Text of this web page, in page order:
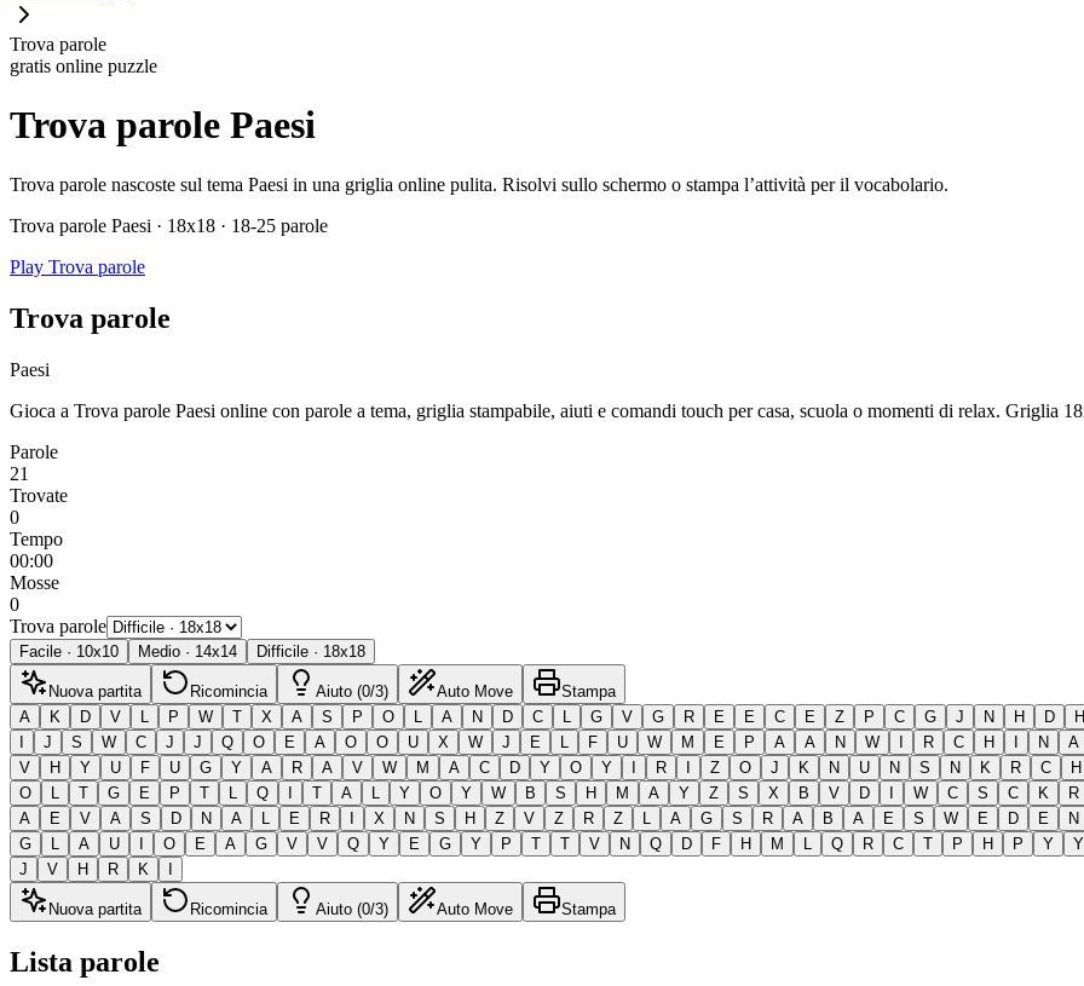
Trova parole
gratis online puzzle
Trova parole Paesi
Trova parole nascoste sul tema Paesi in una griglia online pulita. Risolvi sullo schermo o stampa l’attività per il vocabolario.
Trova parole Paesi · 18x18 · 18-25 parole
Play Trova parole
Trova parole
Paesi
Gioca a Trova parole Paesi online con parole a tema, griglia stampabile, aiuti e comandi touch per casa, scuola o momenti di relax. Griglia
Parole
21
Trovate
0
Tempo
00:00
Mosse
0
Trova parole
Facile · 10x10 Medio · 14x14 Difficile · 18x18
Nuova partita Ricomincia Aiuto (0/3) Auto Move
Stampa
A
K D V L P W T X A S P O L A N D C L G V G R E E C E Z P C G J N H D H
I
J S W C J J Q O E A O O U X W J E L F U W M E P A A N W I R C H I N A
V
H Y U F U G Y A R A V W M A C D Y O Y I R I Z O J K N U N S N K R C H
O
L T G E P T L Q I T A L Y O Y W B S H M A Y Z S X B V D I W C S C K R
A
E V A S D N A L E R I X N S H Z V Z R Z L A G S R A B A E S W E D E N
G
L A U I O E A G V V Q Y E G Y P T T V N Q D F H M L Q R C T P H P Y Y
J
V H R K I
Nuova partita Ricomincia Aiuto (0/3) Auto Move Stampa
Lista parole